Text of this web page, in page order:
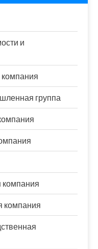
и
компания
группа
компания
компания